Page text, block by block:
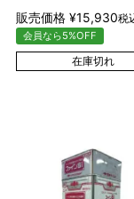
販売価格 ¥15,930税
会員なら5%OFF
在庫切れ